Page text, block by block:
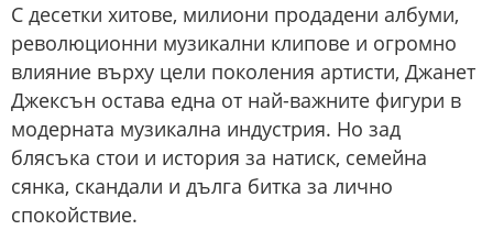
С десетки хитове, милиони продадени албуми,
революционни музикални клипове и огромно
влияние върху цели поколения артисти, Джанет
Джексън остава една от най-важните фигури в
модерната музикална индустрия. Но зад
блясъка стои и история за натиск, семейна
сянка, скандали и дълга битка за лично
спокойствие.